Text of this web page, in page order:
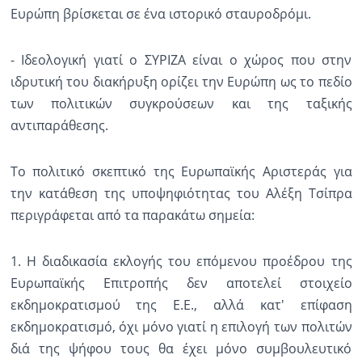
Ευρώπη βρίσκεται σε ένα ιστορικό σταυροδρόμι.
- Ιδεολογική γιατί ο ΣΥΡΙΖΑ είναι ο χώρος που στην
ιδρυτική του διακήρυξη ορίζει την Ευρώπη ως το πεδίο
των πολιτικών συγκρούσεων και της ταξικής
αντιπαράθεσης.
Το πολιτικό σκεπτικό της Ευρωπαϊκής Αριστεράς για
την κατάθεση της υποψηφιότητας του Αλέξη Τσίπρα
περιγράφεται από τα παρακάτω σημεία:
1. Η διαδικασία εκλογής του επόμενου προέδρου της
Ευρωπαϊκής Επιτροπής δεν αποτελεί στοιχείο
εκδημοκρατισμού της Ε.Ε., αλλά κατ' επίφαση
εκδημοκρατισμό, όχι μόνο γιατί η επιλογή των πολιτών
διά της ψήφου τους θα έχει μόνο συμβουλευτικό